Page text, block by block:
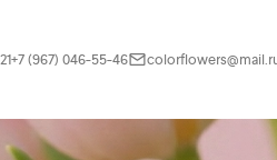
+7 (967) 046-55-46